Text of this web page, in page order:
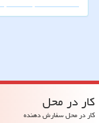
كار در محل
کار در محل سفارش دهنده